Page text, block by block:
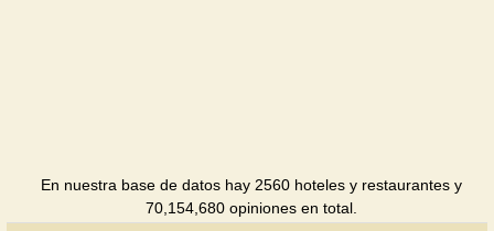
En nuestra base de datos hay 2560 hoteles y restaurantes y
70,154,680 opiniones en total.